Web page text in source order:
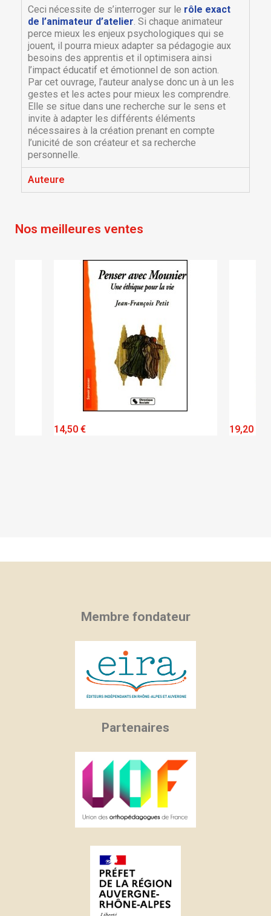
Ajouter à ma liste d'envies
Créer une liste d'envies
Nom de la liste d'envies
Annuler Créer une liste d'envies
Connexion
Vous devez être connecté pour ajouter des produits
Annuler
Ceci nécessite de s’interroger sur le rôle exact
de l’animateur d’atelier. Si chaque animateur
perce mieux les enjeux psychologiques qui se
jouent, il pourra mieux adapter sa pédagogie aux
besoins des apprentis et il optimisera ainsi
l’impact éducatif et émotionnel de son action.
Par cet ouvrage, l’auteur analyse donc un à un les
gestes et les actes pour mieux les comprendre.
Elle se situe dans une recherche sur le sens et
invite à adapter les différents éléments
nécessaires à la création prenant en compte
l’unicité de son créateur et sa recherche
personnelle.
Auteure
Nos meilleures ventes
14,50 € 19,20 €
Membre fondateur
Partenaires